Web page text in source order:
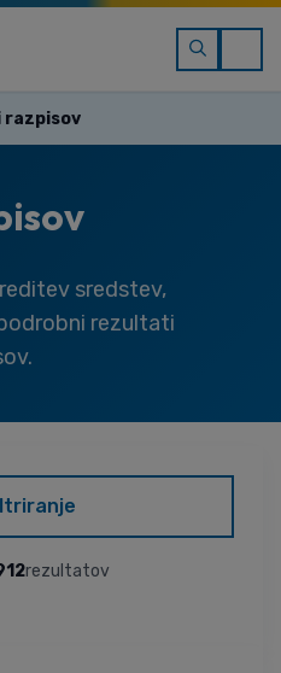
razpisov
sredstev,
rezultati
rezultatov